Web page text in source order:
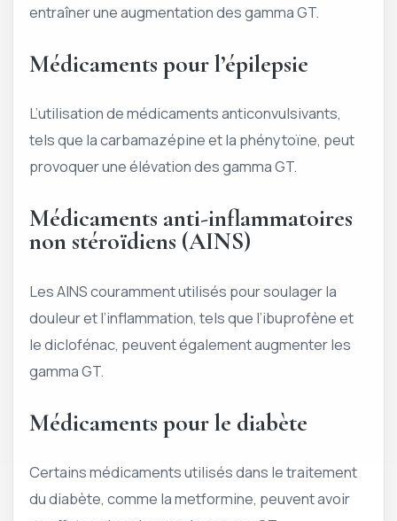
entraîner une augmentation des gamma GT.
Médicaments pour l’épilepsie
L’utilisation de médicaments anticonvulsivants,
tels que la carbamazépine et la phénytoïne, peut
provoquer une élévation des gamma GT.
Médicaments anti-inflammatoires
non stéroïdiens (AINS)
Les AINS couramment utilisés pour soulager la
douleur et l’inflammation, tels que l’ibuprofène et
le diclofénac, peuvent également augmenter les
gamma GT.
Médicaments pour le diabète
Certains médicaments utilisés dans le traitement
du diabète, comme la metformine, peuvent avoir